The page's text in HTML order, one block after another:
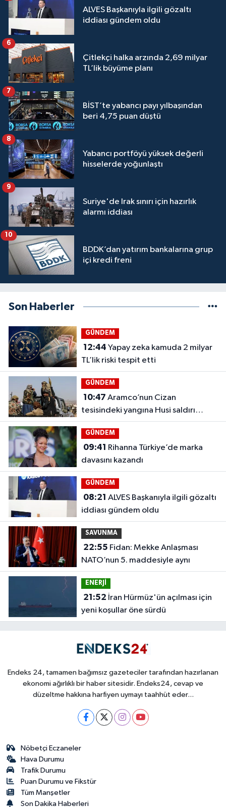
ALVES Başkanıyla ilgili gözaltı
iddiası gündem oldu
Çitlekçi halka arzında 2,69 milyar
TL’lik büyüme planı
6
BİST’te yabancı payı yılbaşından
beri 4,75 puan düştü
7
Yabancı portföyü yüksek değerli
hisselerde yoğunlaştı
8
Suriye'de Irak sınırı için hazırlık
alarmı iddiası
9
BDDK’dan yatırım bankalarına grup
içi kredi freni
10
Son Haberler
GÜNDEM
12:44
TL’lik riski tespit etti
GÜNDEM
10:47
tesisindeki yangına Husi saldırı
iddiası
GÜNDEM
09:41
davasını kazandı
GÜNDEM
08:21
iddiası gündem oldu
SAVUNMA
22:55
NATO’nun 5. maddesiyle aynı
ENERJİ
21:52
yeni koşullar öne sürdü
Endeks 24, tamamen bağımsız gazeteciler tarafından hazırlanan
ekonomi ağırlıklı bir haber sitesidir. Endeks24, cevap ve
düzeltme hakkına harfiyen uymayı taahhüt eder...
Nöbetçi Eczaneler
Hava Durumu
Trafik Durumu
Puan Durumu ve Fikstür
Tüm Manşetler
Son Dakika Haberleri